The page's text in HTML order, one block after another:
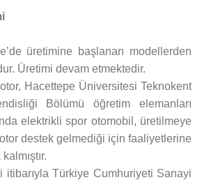
üretimine başlanan modellerden
Üretimi devam etmektedir.
Hacettepe Üniversitesi Teknokent
Bölümü öğretim elemanları
elektrikli spor otomobil, üretilmeye
destek gelmediği için faaliyetlerine
itibarıyla Türkiye Cumhuriyeti Sanayi